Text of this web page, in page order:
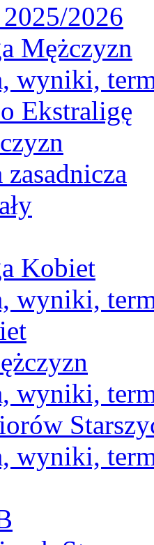
2026
Mężczyzn
wyniki,
Ekstraligę
zasadnicza
Kobiet
wyniki,
wyniki,
wyniki,